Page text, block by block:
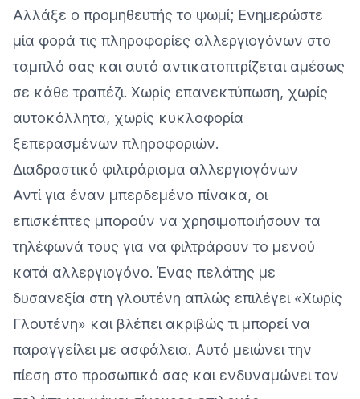
Αλλάξε ο προμηθευτής το ψωμί; Ενημερώστε
μία φορά τις πληροφορίες αλλεργιογόνων στο
ταμπλό σας και αυτό αντικατοπτρίζεται αμέσως
σε κάθε τραπέζι. Χωρίς επανεκτύπωση, χωρίς
αυτοκόλλητα, χωρίς κυκλοφορία
ξεπερασμένων πληροφοριών.
Διαδραστικό φιλτράρισμα αλλεργιογόνων
Αντί για έναν μπερδεμένο πίνακα, οι
επισκέπτες μπορούν να χρησιμοποιήσουν τα
τηλέφωνά τους για να φιλτράρουν το μενού
κατά αλλεργιογόνο. Ένας πελάτης με
δυσανεξία στη γλουτένη απλώς επιλέγει «Χωρίς
Γλουτένη» και βλέπει ακριβώς τι μπορεί να
παραγγείλει με ασφάλεια. Αυτό μειώνει την
πίεση στο προσωπικό σας και ενδυναμώνει τον